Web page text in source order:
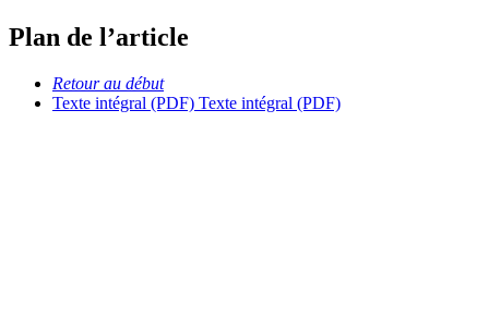
Plan de l’article
Retour au début
Texte intégral (PDF) Texte intégral (PDF)